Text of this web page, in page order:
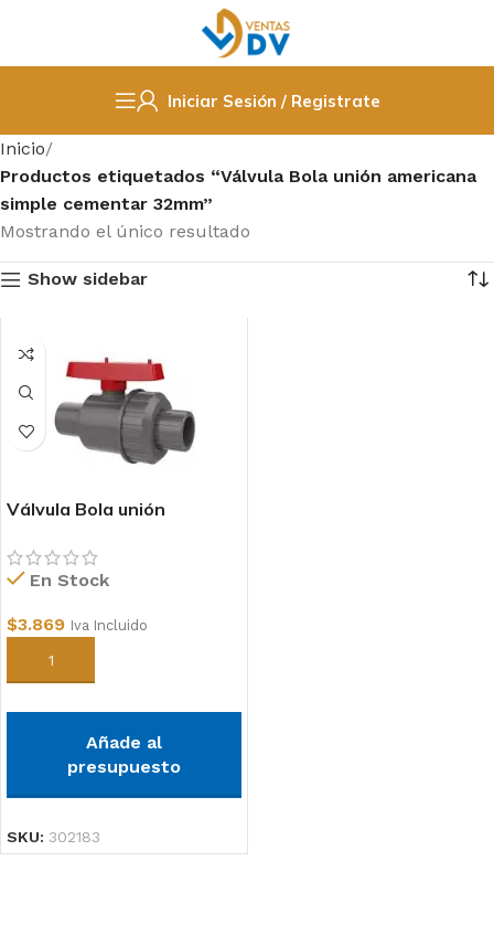
Iniciar Sesión / Registrate
Inicio
Productos etiquetados “Válvula Bola unión americana
simple cementar 32mm”
Mostrando el único resultado
Show sidebar
Válvula Bola unión
cementar 32mm
En Stock
$3.869 Iva Incluido
Añadir al carrito
Añade al
presupuesto
SKU: 302183